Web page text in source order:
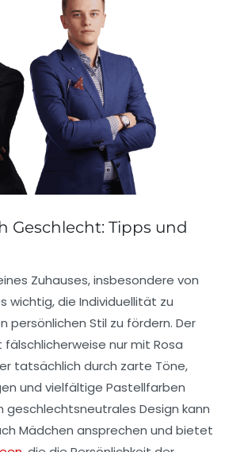
Geschlecht: Tipps und
Zuhauses, insbesondere von
wichtig, die Individuellität zu
persönlichen Stil zu fördern. Der
nur mit Rosa
tatsächlich durch zarte Töne,
und vielfältige Pastellfarben
geschlechtsneutrales Design kann
Mädchen ansprechen und bietet